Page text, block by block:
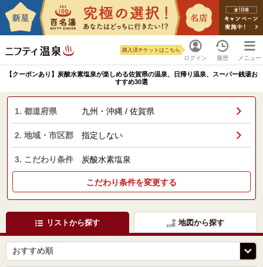
ログイン
購入済チケットはこちら
履歴 メニュー
【クーポンあり】炭酸水素塩泉が楽しめる佐賀県の温泉、日帰り温泉、スーパー銭湯お
すすめ30選
1. 都道府県 九州・沖縄 / 佐賀県
2. 地域・市区郡 指定しない
3. こだわり条件 炭酸水素塩泉
こだわり条件を変更する
リストから探す 地図から探す